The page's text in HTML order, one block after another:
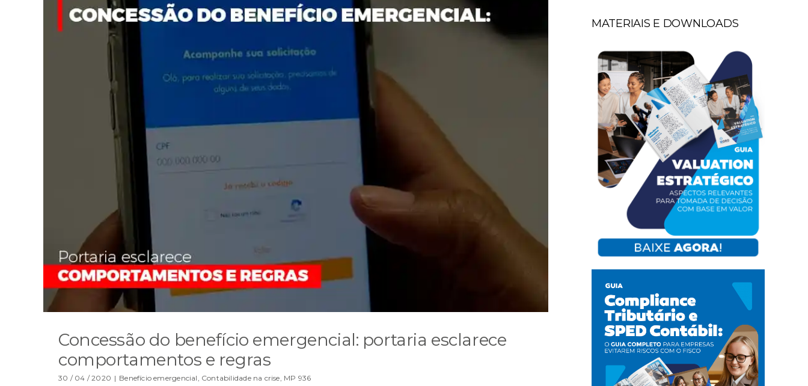
Concessão do benefício emergencial: portaria esclarece
comportamentos e regras
30 / 04 / 2020 | Benefício emergencial, Contabilidade na crise, MP 936
MATERIAIS E DOWNLOADS